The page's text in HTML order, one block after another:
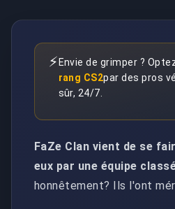
⚡ Envie de grimper ?
rang CS2par des pros
sûr, 24/7.
FaZe Clan vient de se
eux par une équipe
honnêtement? Ils l'ont